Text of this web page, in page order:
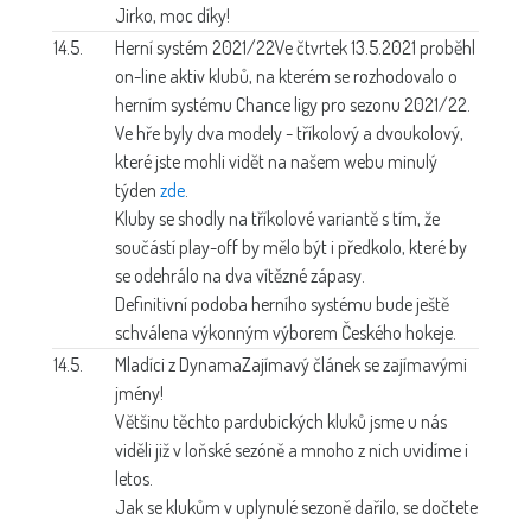
Jirko, moc díky!
14.5.
Herní systém 2021/22Ve čtvrtek 13.5.2021 proběhl
on-line aktiv klubů, na kterém se rozhodovalo o
herním systému Chance ligy pro sezonu 2021/22.
Ve hře byly dva modely - tříkolový a dvoukolový,
které jste mohli vidět na našem webu minulý
týden zde
Kluby se shodly na tříkolové variantě s tím, že
součástí play-off by mělo být i předkolo, které by
se odehrálo na dva vítězné zápasy.
Definitivní podoba herního systému bude ještě
schválena výkonným výborem Českého hokeje.
14.5.
Mladíci z DynamaZajímavý článek se zajímavými
jmény!
Většinu těchto pardubických kluků jsme u nás
viděli již v loňské sezóně a mnoho z nich uvidíme i
letos.
Jak se klukům v uplynulé sezoně dařilo, se dočtete